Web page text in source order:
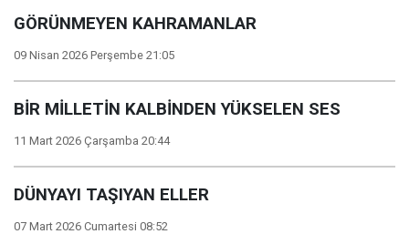
GÖRÜNMEYEN KAHRAMANLAR
09 Nisan 2026 Perşembe 21:05
BİR MİLLETİN KALBİNDEN YÜKSELEN SES
11 Mart 2026 Çarşamba 20:44
DÜNYAYI TAŞIYAN ELLER
07 Mart 2026 Cumartesi 08:52